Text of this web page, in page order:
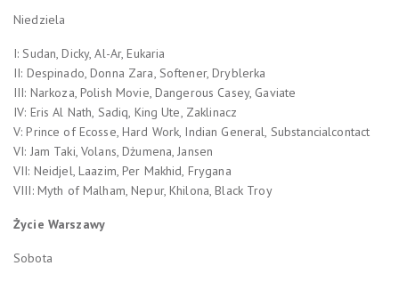
Niedziela
I: Sudan, Dicky, Al-Ar, Eukaria
II: Despinado, Donna Zara, Softener, Dryblerka
III: Narkoza, Polish Movie, Dangerous Casey, Gaviate
IV: Eris Al Nath, Sadiq, King Ute, Zaklinacz
V: Prince of Ecosse, Hard Work, Indian General, Substancialcontact
VI: Jam Taki, Volans, Dżumena, Jansen
VII: Neidjel, Laazim, Per Makhid, Frygana
VIII: Myth of Malham, Nepur, Khilona, Black Troy
Życie Warszawy
Sobota